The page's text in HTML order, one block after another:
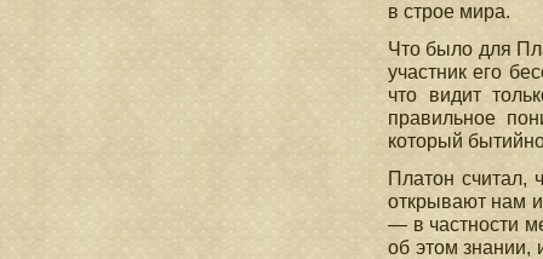
в строе мира.
Что было для
участник его
что видит
правильное
который
Платон считал,
открывают нам
— в частности
об этом знании,